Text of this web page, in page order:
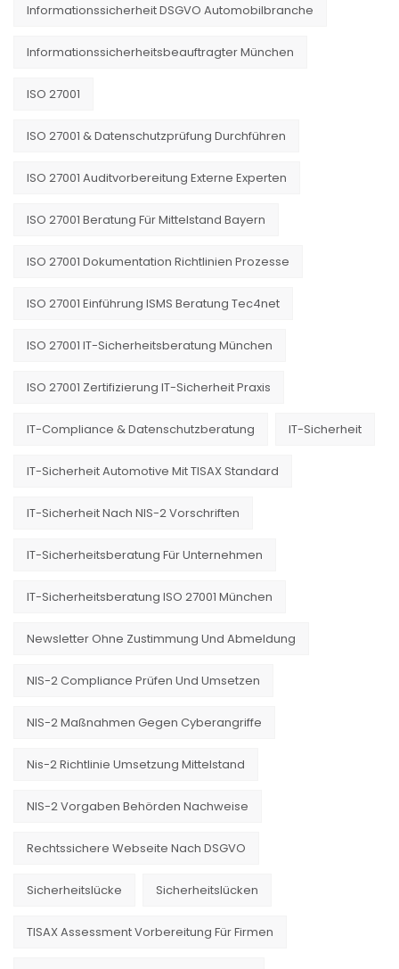
Informationssicherheit DSGVO Automobilbranche
Informationssicherheitsbeauftragter München
ISO 27001
ISO 27001 & Datenschutzprüfung Durchführen
ISO 27001 Auditvorbereitung Externe Experten
ISO 27001 Beratung Für Mittelstand Bayern
ISO 27001 Dokumentation Richtlinien Prozesse
ISO 27001 Einführung ISMS Beratung Tec4net
ISO 27001 IT-Sicherheitsberatung München
ISO 27001 Zertifizierung IT-Sicherheit Praxis
IT-Compliance & Datenschutzberatung IT-Sicherheit
IT-Sicherheit Automotive Mit TISAX Standard
IT-Sicherheit Nach NIS-2 Vorschriften
IT-Sicherheitsberatung Für Unternehmen
IT-Sicherheitsberatung ISO 27001 München
Newsletter Ohne Zustimmung Und Abmeldung
NIS-2 Compliance Prüfen Und Umsetzen
NIS-2 Maßnahmen Gegen Cyberangriffe
Nis-2 Richtlinie Umsetzung Mittelstand
NIS-2 Vorgaben Behörden Nachweise
Rechtssichere Webseite Nach DSGVO
Sicherheitslücke Sicherheitslücken
TISAX Assessment Vorbereitung Für Firmen